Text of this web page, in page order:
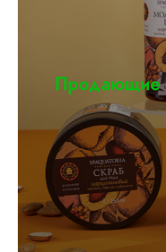
Продающие